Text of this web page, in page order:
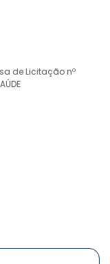
de Licitação nº